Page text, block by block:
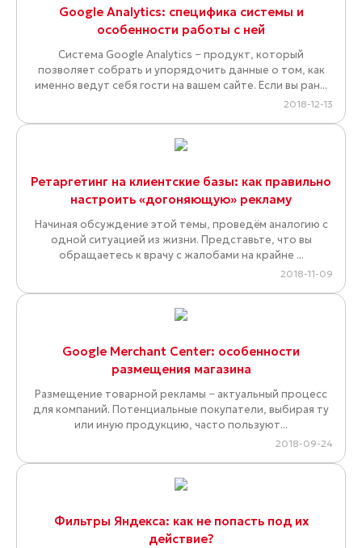
Google Analytics: специфика системы и
особенности работы с ней
Система Google Analytics − продукт, который
позволяет собрать и упорядочить данные о том, как
именно ведут себя гости на вашем сайте. Если вы ран...
2018-12-13
Ретаргетинг на клиентские базы: как правильно
настроить «догоняющую» рекламу
Начиная обсуждение этой темы, проведём аналогию с
одной ситуацией из жизни. Представьте, что вы
обращаетесь к врачу с жалобами на крайне ...
2018-11-09
Google Merchant Center: особенности
размещения магазина
Размещение товарной рекламы − актуальный процесс
для компаний. Потенциальные покупатели, выбирая ту
или иную продукцию, часто пользуют...
2018-09-24
Фильтры Яндекса: как не попасть под их
действие?